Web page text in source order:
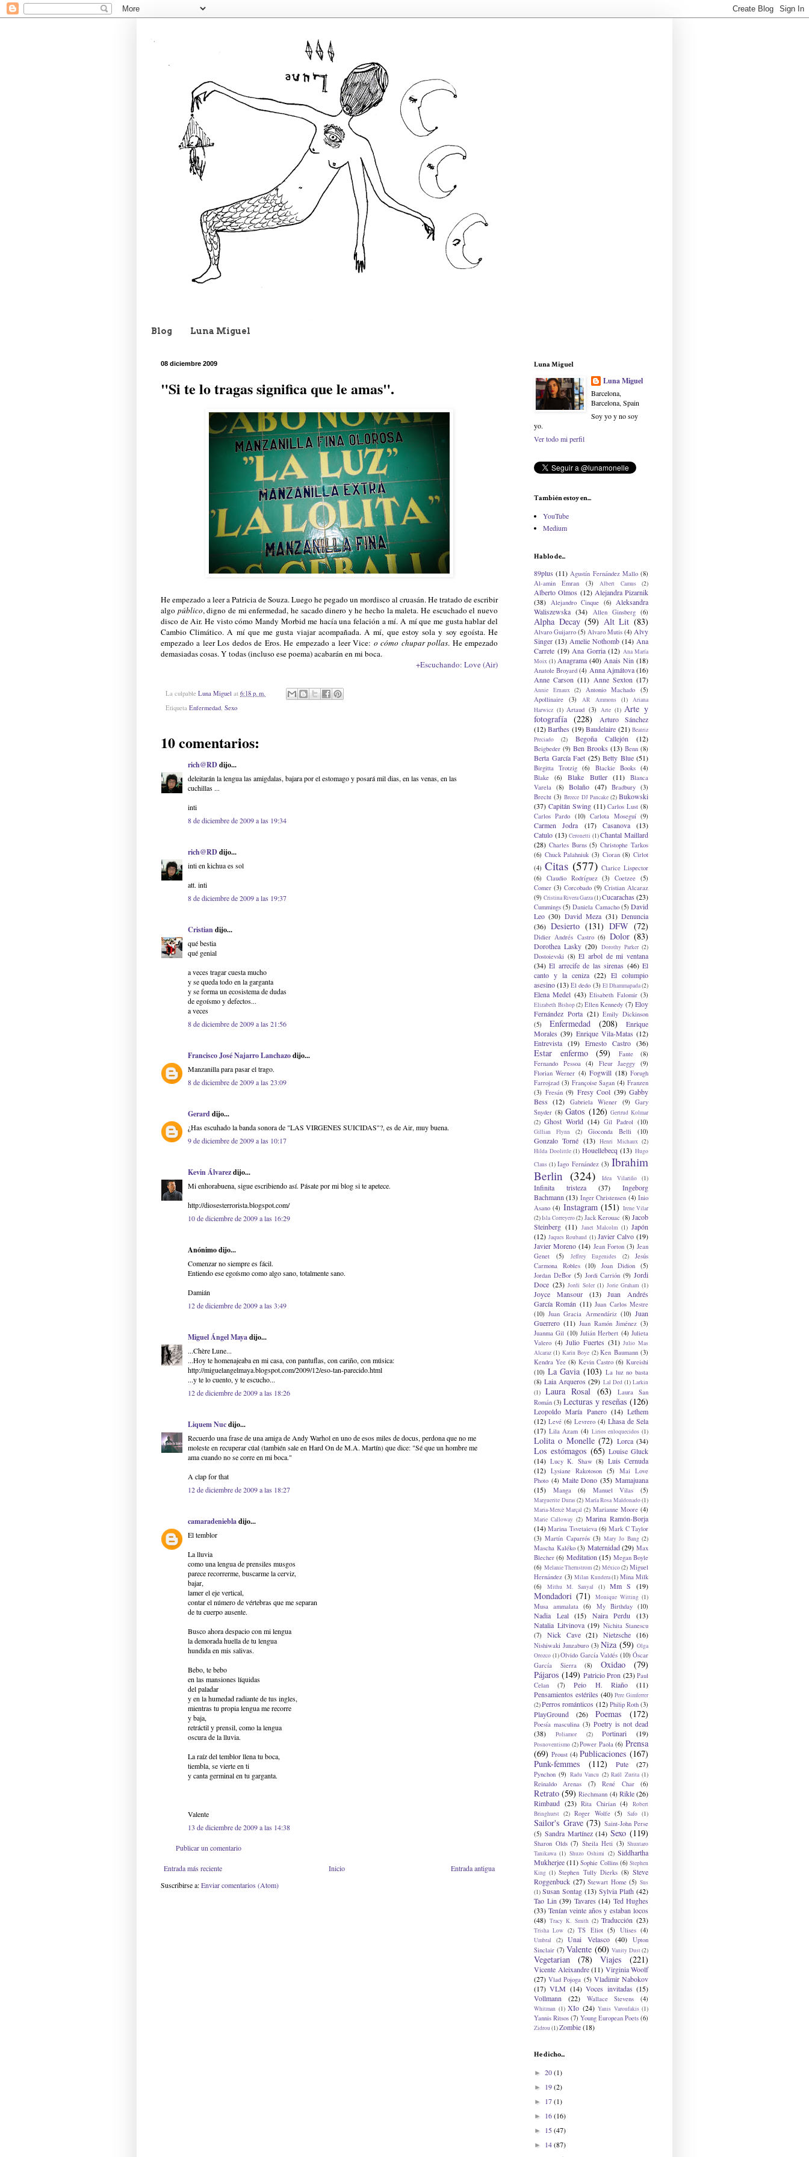
Blog Luna Miguel
08 diciembre 2009
"Si te lo tragas significa que le amas".
He empezado a leer a Patricia de Souza. Luego he pegado un mordisco al cruasán. He tratado de escribir
algo público, digno de mi enfermedad, he sacado dinero y he hecho la maleta. He escuchado el nuevo
disco de Air. He visto cómo Mandy Morbid me hacía una felación a mí. A mí que me gusta hablar del
Cambio Climático. A mí que me gusta viajar acompañada. A mí, que estoy sola y soy egoísta. He
empezado a leer Los dedos de Eros. He empezado a leer Vice: o cómo chupar pollas. He empezado
demasiadas cosas. Y todas (incluso ese poema) acabarán en mi boca.
+Escuchando: Love (Air)
La culpable Luna Miguel at 6:18 p. m.
Etiqueta Enfermedad, Sexo
10 comentarios:
rich@RDdijo...
deleitarán la lengua las amigdalas, bajara por el estomago y posará mil dias, en las venas, en las
cuchillas ...
inti
8 de diciembre de 2009 a las 19:34
rich@RDdijo...
inti en kichua es sol
att. inti
8 de diciembre de 2009 a las 19:37
Cristiandijo...
qué bestia
qué genial
a veces tragar cuesta mucho
y se queda todo en la garganta
y se forma un ecosistema de dudas
de egoísmo y defectos...
a veces
8 de diciembre de 2009 a las 21:56
Francisco José Najarro Lanchazodijo...
Manzanilla para pasar el trago.
8 de diciembre de 2009 a las 23:09
Gerarddijo...
¿Has escuhado la banda sonora de "LAS VIRGENES SUICIDAS"?, es de Air, muy buena.
9 de diciembre de 2009 a las 10:17
Kevin Álvarezdijo...
Mi enhorabuena, sigue escribiendo así. Pásate por mi blog si te apetece.
http://diosesterrorista.blogspot.com/
10 de diciembre de 2009 a las 16:29
Anónimo dijo...
Comenzar no siempre es fácil.
Entiendo ese egoísmo como algo sano, totalmente sano.
Damián
12 de diciembre de 2009 a las 3:49
Miguel Ángel Mayadijo...
...Chère Lune...
...Hoy te homenajeaba en mi casa, con pantuflas, con cariño, con música:
http://miguelangelmaya.blogspot.com/2009/12/eso-tan-parecido.html
...y te lo cuento, y te escucho...
12 de diciembre de 2009 a las 18:26
Liquem Nucdijo...
Recuerdo una frase de una amiga de Andy Warhol en uno de esos miles de docus, perdona que no me
moleste en recuperar cúal (también sale en Hard On de M.A. Martín) que dice: "Sé que un hombre me
ama cuando no se corre en mi boca."
A clap for that
12 de diciembre de 2009 a las 18:27
camaradeniebladijo...
El temblor
La lluvia
como una lengua de prensiles musgos
parece recorrerme, buscarme la cerviz,
bajar,
lamer el eje vertical,
contar el número de vértebras que me separan
de tu cuerpo ausente.
Busco ahora despacio con mi lengua
la demorada huella de tu lengua
hundida en mis salivas.
Bebo, te bebo
en las mansiones líquidas
del paladar
y en la humedad radiante de tus ingles,
mientras tu propia lengua me recorre
y baja,
retráctil y prensil, como la lengua
oscura de la lluvia.
La raíz del temblor llena tu boca,
tiembla, se vierte en ti
y canta germinal en tu garganta.
Valente
13 de diciembre de 2009 a las 14:38
Publicar un comentario
Entrada más reciente Entrada antigua
Inicio
Suscribirse a:Enviar comentarios (Atom)
Luna Miguel
Luna Miguel
Barcelona,
Barcelona, Spain
Soy yo y no soy
yo.
Ver todo mi perfil
También estoy en...
YouTube
Medium
Hablo de...
89plus (11) Agustín Fernández Mallo (8)
Al-amin Emran
(3) Albert Camus (2)
Alberto Olmos (12) Alejandra Pizarnik
(38)
Alejandro Cinque (6)
Aleksandra
Waliszewska (34) Allen Ginsberg (6)
Alpha Decay (59) Alt Lit (83)
Alvaro Guijarro (5) Alvaro Mutis (4) Alvy
Singer (13) Amelie Nothomb (14) Ana
Carrete (19) Ana Gorria (12) Ana María
Moix (1) Anagrama (40) Anais Nin (18)
Anatole Broyard (4) Anna Ajmátova (16)
Anne Carson (11) Anne Sexton (17)
Annie Ernaux (2) Antonio Machado
(5)
Apollinaire
(3) AR Ammons (1)
Ariana
Harwicz (1) Artaud (3) Arte (1) Arte y
fotografía (228)
Arturo Sánchez
(12) Barthes (19) Baudelaire (21) Beatriz
Preciado
(2) Begoña Callejón (12)
Beigbeder (9) Ben Brooks (13) Benn (8)
Berta García Faet (25) Betty Blue (51)
Birgitta Trotzig (6) Blackie Books (4)
Blake
(6) Blake Butler (11)
Blanca
Varela
(8) Bolaño (47) Bradbury (3)
Brecht (3) Breece DJ Pancake (2) Bukowski
(37) Capitán Swing (11) Carlos Lust (8)
Carlos Pardo (10) Carlota Moseguí (9)
Carmen Jodra (17) Casanova
(13)
Catulo (13) Ceronetti (1) Chantal Maillard
(28) Charles Burns (5) Christophe Tarkos
(6) Chuck Palahniuk (3) Cioran (8) Cirlot
(4) Citas (577) Clarice Lispector
(6)
Claudio Rodríguez (3) Coetzee (5)
Comer (3) Corcobado (9) Cristian Alcaraz
(9) Cristina Rivera Garza(1)Cucarachas (23)
Cummings (5) Daniela Camacho (5) David
Leo (30) David Meza (31) Denuncia
(36) Desierto (131) DFW (72)
Didier Andrés Castro (6) Dolor (83)
Dorothea Lasky (20) Dorothy Parker (2)
Dostoievski (8) El arbol de mi ventana
(34) El arrecife de las sirenas (46) El
canto y la ceniza (22) El columpio
asesino(13) El dedo (3) El Dhammapada(2)
Elena Medel (43) Elisabeth Falomir (3)
Elizabeth Bishop(2) Ellen Kennedy (7) Eloy
Fernández Porta (21) Emily Dickinson
(5)
Enfermedad (208)
Enrique
Morales (39) Enrique Vila-Matas (12)
Entrevista (19) Ernesto Castro (36)
Estar enfermo (59) Fante
(8)
Fernando Pessoa
(4) Fleur Jaeggy
(9)
Florian Werner (4) Fogwill (18) Forugh
Farrojzad (3) Françoise Sagan (4) Franzen
(3) Fresán (9) Fresy Cool (39) Gabby
Bess (12) Gabriela Wiener (9)
Gary
Snyder (8) Gatos (126) Gertrud Kolmar
(2) Ghost World (14) Gil Padrol (10)
Gillian Flynn (2) Gioconda Belli (10)
Gonzalo Torné (13) Henri Michaux (2)
Hilda Doolittle (1) Houellebecq (13) Hugo
Claus (1) Iago Fernández (3) Ibrahim
Berlin (324) Idea Vilariño (1)
Infinita tristeza (37)
Ingeborg
Bachmann (13) Inger Christensen (4) Inio
Asano (4) Instagram (151) Irene Vilar
(2)Isla Correyero(2) Jack Kerouac (8) Jacob
Steinberg (11) Janet Malcolm (1) Japón
(12) Jaques Roubaud (1) Javier Calvo (19)
Javier Moreno (14) Jean Forton (3) Jean
Genet
(5) Jeffrey Eugenides (2)
Jesús
Carmona Robles
(10) Joan Didion
(5)
Jordan DeBor (5) Jordi Carrión (9) Jordi
Doce (23) Jordi Soler (1) Jorie Graham (1)
Joyce Mansour (13)
Juan Andrés
García Román (11) Juan Carlos Mestre
(10) Juan Gracia Armendáriz (10) Juan
Guerrero (11) Juan Ramón Jiménez (3)
Juanma Gil (10) Julián Herbert (4) Julieta
Valero (4) Julio Fuertes (31) Julio Mas
Alcaraz (1) Karin Boye (2) Ken Baumann (3)
Kendra Yee (8) Kevin Castro (6) Kureishi
(10) La Gavia (103) La luz no basta
(8) Laia Arqueros (29) Lal Ded (1) Larkin
(1)
Laura Rosal (63)
Laura San
Román (3) Lecturas y reseñas (126)
Leopoldo María Panero (14) Lethem
(12) Levé (6) Levrero (4) Lhasa de Sela
(17) Lila Azam (4) Lirios enloquecidos (1)
Lolita o Monelle (72) Lorca (34)
Los estómagos (65) Louise Gluck
(14) Lucy K. Shaw (8) Luis Cernuda
(12) Lysiane Rakotoson (5)
Mai Love
Photo (4) Maite Dono (35) Mamajuana
(15)
Manga (6) Manuel Vilas (5)
Marguerite Duras(2) María Rosa Maldonado(1)
Maria-Mercè Marçal (2) Marianne Moore (4)
Marie Calloway (2) Marina Ramón-Borja
(14) Marina Tsvetaieva (6) Mark C Taylor
(3) Martín Caparrós (3) Mary Jo Bang (2)
Mascha Kaléko (3) Maternidad (29) Max
Blecher (6) Meditation (15) Megan Boyle
(6) Melanie Thernstrom (2) México (2) Miguel
Hernández (3) Milan Kundera(1) Mina Milk
(6)
Mithu M. Sanyal (1) Mm S (19)
Mondadori (71) Monique Witting (1)
Musa ammalata (6) My Birthday (10)
Nadia Leal (15) Naira Perdu
(13)
Natalia Litvinova (19) Nichita Stanescu
(7)
Nick Cave (21) Nietzsche (16)
Nishiwaki Junzaburo (3) Niza (59) Olga
Orozco (1)Olvido García Valdés (10) Óscar
García Sierra
(8) Oxidao
(79)
Pájaros (149) Patricio Pron (23) Paul
Celan
(7) Peio H. Riaño
(11)
Pensamientos estériles (40) Pere Gimferrer
(2)Perros románticos (12) Philip Roth (3)
PlayGround (26) Poemas (172)
Poesía masculina (3) Poetry is not dead
(38)
Poliamor (2) Portinari (19)
Posnoventismo (2) Power Paola (6) Prensa
(69) Proust (4) Publicaciones (167)
Punk-femmes
(112) Pute (27)
Pynchon (9) Radu Vancu (2) Raúl Zurita (1)
Reinaldo Arenas (7) René Char (6)
Retrato (59) Riechmann (4) Rikle (26)
Rimbaud (23) Rita Chirian (4)
Robert
Bringhurst (2) Roger Wolfe (5) Safo (1)
Sailor's Grave (73) Saint-John Perse
(5) Sandra Martínez (14) Sexo (119)
Sharon Olds (7) Sheila Heti (3) Shuntaro
Tanikawa (1) Shuzo Oshimi (2) Siddhartha
Mukherjee (11) Sophie Collins (6) Stephen
King (1) Stephen Tully Dierks (8) Steve
Roggenbuck (27) Stewart Home (5) Sus
(1) Susan Sontag (13) Sylvia Plath (42)
Tao Lin (39) Tavares (14) Ted Hughes
(33) Tenían veinte años y estaban locos
(48) Tracy K. Smith (2) Traducción (23)
Trisha Low (2) TS Eliot (5) Ulises (4)
Umbral (2) Unai Velasco (40)
Upton
Sinclair (7) Valente (60) Vanity Dust(2)
Vegetarian (78) Viajes (221)
Vicente Aleixandre (11) Virginia Woolf
(27) Vlad Pojoga (5) Vladimir Nabokov
(17) VLM (14) Voces invitadas (15)
Vollmann
(22) Wallace Stevens (4)
Whitman (1) XIo (24) Yanis Varoufakis (1)
Yannis Ritsos (7) Young European Poets (6)
Zidrou(1)Zombie(18)
He dicho...
► 20(1)
► 19(2)
► 17(1)
► 16(16)
► 15(47)
► 14(87)